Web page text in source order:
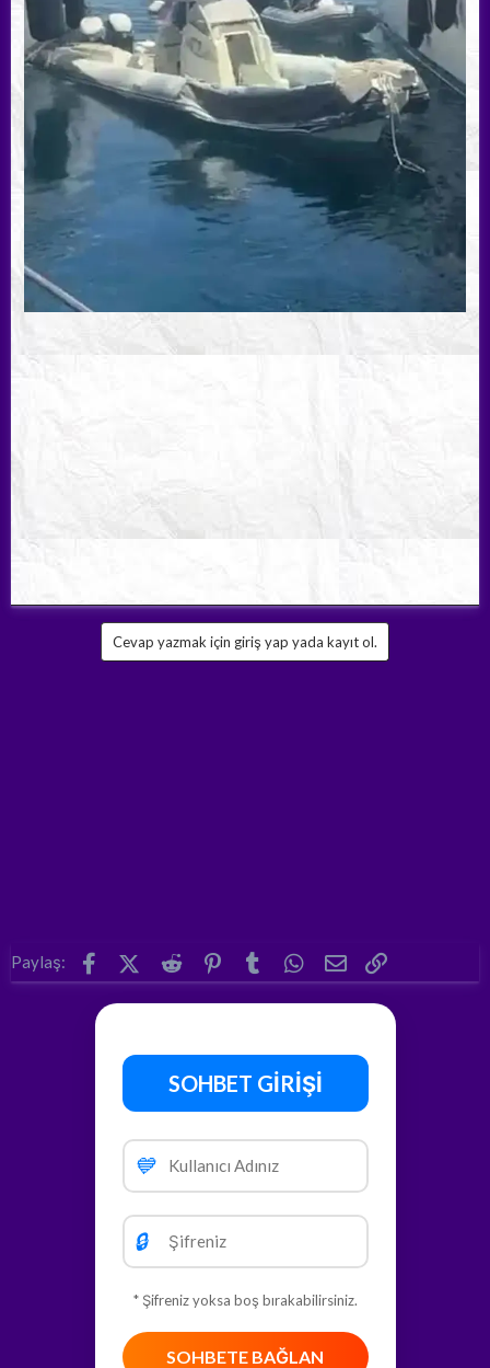
Cevap yazmak için giriş yap yada kayıt ol.
Paylaş: FacebookX (Twitter)
Reddit Pinterest
Tumblr WhatsApp
E-posta
SOHBET GİRİŞİ
💙
🔒
* Şifreniz yoksa boş bırakabilirsiniz.
SOHBETE BAĞLAN